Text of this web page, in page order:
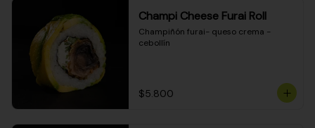
Champi Cheese Furai Roll
Champiñón furai- queso crema -
cebollín
$5.800